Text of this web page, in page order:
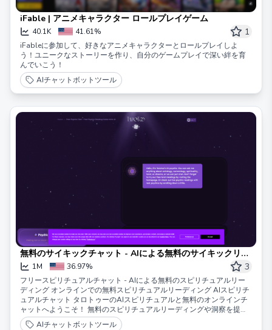
iFable | アニメキャラクター ロールプレイゲーム
40.1K 41.61% 1
iFableに参加して、好きなアニメキャラクターとロールプレイしよ
う！ユニークなストーリーを作り、自分のゲームプレイで深い絆を育
んでいこう！
AIチャットボットツール
無料のサイキックチャット - AIによる無料のサイキックリー
ディング | タロトー
1M 36.97% 3
フリースピリチュアルチャット - AIによる無料のスピリチュアルリー
ディング オンラインでの無料スピリチュアルリーディング AIスピリチ
ュアルチャット タロトゥーのAIスピリチュアルと無料のオンラインチ
ャットへようこそ！ 無料のスピリチュアルリーディングや洞察を提供
します。
AIチャットボットツール